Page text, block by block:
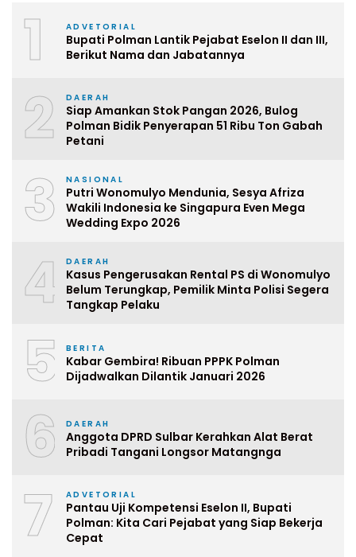
1 ADVETORIAL
Bupati Polman Lantik Pejabat Eselon II dan III,
Berikut Nama dan Jabatannya
2 DAERAH
Siap Amankan Stok Pangan 2026, Bulog
Polman Bidik Penyerapan 51 Ribu Ton Gabah
Petani
3 NASIONAL
Putri Wonomulyo Mendunia, Sesya Afriza
Wakili Indonesia ke Singapura Even Mega
Wedding Expo 2026
4 DAERAH
Kasus Pengerusakan Rental PS di Wonomulyo
Belum Terungkap, Pemilik Minta Polisi Segera
Tangkap Pelaku
5 BERITA
Kabar Gembira! Ribuan PPPK Polman
Dijadwalkan Dilantik Januari 2026
6 DAERAH
Anggota DPRD Sulbar Kerahkan Alat Berat
Pribadi Tangani Longsor Matangnga
7 ADVETORIAL
Pantau Uji Kompetensi Eselon II, Bupati
Polman: Kita Cari Pejabat yang Siap Bekerja
Cepat